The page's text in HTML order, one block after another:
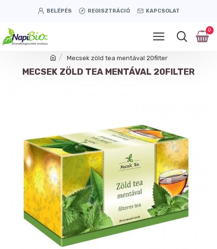
BELÉPÉS REGISZTRÁCIÓ KAPCSOLAT
0
Mecsek zöld tea mentával 20filter
MECSEK ZÖLD TEA MENTÁVAL 20FILTER